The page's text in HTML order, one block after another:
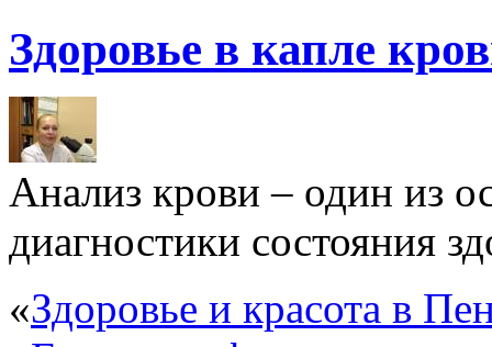
Здоровье в капле
Анализ крови – один из
диагностики состояния
«Здоровье и красота в